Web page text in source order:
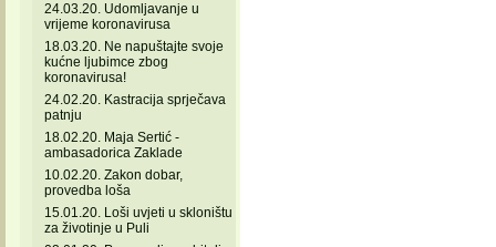
24.03.20. Udomljavanje u
vrijeme koronavirusa
18.03.20. Ne napuštajte svoje
kućne ljubimce zbog
koronavirusa!
24.02.20. Kastracija sprječava
patnju
18.02.20. Maja Sertić -
ambasadorica Zaklade
10.02.20. Zakon dobar,
provedba loša
15.01.20. Loši uvjeti u skloništu
za životinje u Puli